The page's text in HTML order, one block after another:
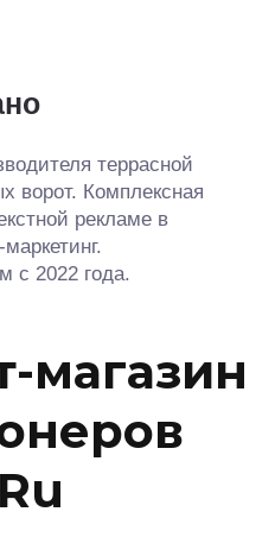
террасной
ворот. Комплексная
рекламе в
с 2022 года.
магазин